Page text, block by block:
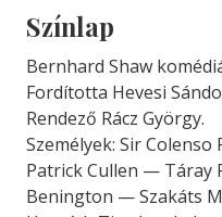
Színlap
Bernhard Shaw
Fordította Hevesi
Rendező Rácz György.
Személyek: Sir
Patrick Cullen — Táray
Benington — Szakáts